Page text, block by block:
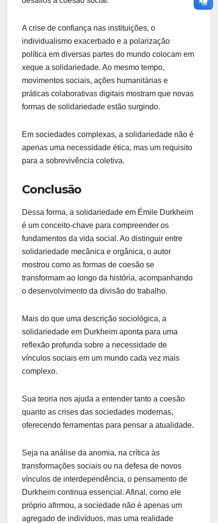
A crise de confiança nas instituições, o
individualismo exacerbado e a polarização
política em diversas partes do mundo colocam em
xeque a solidariedade. Ao mesmo tempo,
movimentos sociais, ações humanitárias e
práticas colaborativas digitais mostram que novas
formas de solidariedade estão surgindo.
Em sociedades complexas, a solidariedade não é
apenas uma necessidade ética, mas um requisito
para a sobrevivência coletiva.
Conclusão
Dessa forma, a solidariedade em Émile Durkheim
é um conceito-chave para compreender os
fundamentos da vida social. Ao distinguir entre
solidariedade mecânica e orgânica, o autor
mostrou como as formas de coesão se
transformam ao longo da história, acompanhando
o desenvolvimento da divisão do trabalho.
Mais do que uma descrição sociológica, a
solidariedade em Durkheim aponta para uma
reflexão profunda sobre a necessidade de
vínculos sociais em um mundo cada vez mais
complexo.
Sua teoria nos ajuda a entender tanto a coesão
quanto as crises das sociedades modernas,
oferecendo ferramentas para pensar a atualidade.
Seja na análise da anomia, na crítica às
transformações sociais ou na defesa de novos
vínculos de interdependência, o pensamento de
Durkheim continua essencial. Afinal, como ele
próprio afirmou, a sociedade não é apenas um
agregado de indivíduos, mas uma realidade